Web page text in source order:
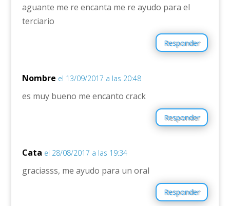
aguante me re encanta me re ayudo para el
terciario
Responder
Nombre el 13/09/2017 a las 20:48
es muy bueno me encanto crack
Responder
Cata el 28/08/2017 a las 19:34
graciasss, me ayudo para un oral
Responder